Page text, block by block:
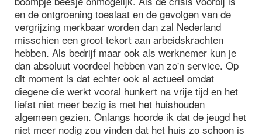
en de ontgroening toeslaat en de gevolgen van de
vergrijzing merkbaar worden dan zal Nederland
misschien een groot tekort aan arbeidskrachten
hebben. Als bedrijf maar ook als werknemer kun je
dan absoluut voordeel hebben van zo'n service. Op
dit moment is dat echter ook al actueel omdat
diegene die werkt vooral hunkert na vrije tijd en het
liefst niet meer bezig is met het huishouden
algemeen gezien. Onlangs hoorde ik dat de jeugd het
niet meer nodig zou vinden dat het huis zo schoon is